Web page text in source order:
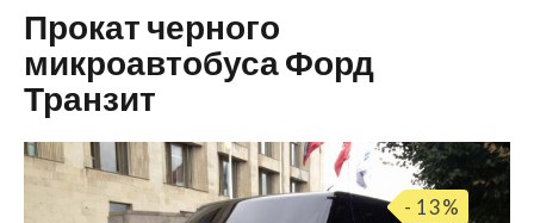
Прокат черного
микроавтобуса Форд
Транзит
- 13%